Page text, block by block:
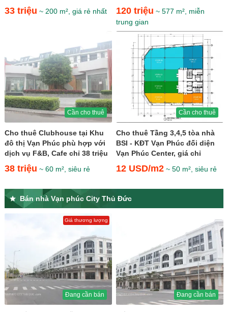
thất giá 33 triệu
33 triệu ~ 200 m², giá rẻ nhất 120 triệu ~ 577 m², miễn
trung gian
Cần cho thuê
Cho thuê Clubhouse tại Khu
đô thị Vạn Phúc phù hợp với
dịch vụ F&B, Cafe chỉ 38 triệu
38 triệu ~ 60 m², siêu rẻ
Cần cho thuê
Cho thuê Tầng 3,4,5 tòa nhà
BSI - KĐT Vạn Phúc đối diện
Vạn Phúc Center, giá chỉ
12 USD/m2 ~ 50 m², siêu rẻ
Bán nhà Vạn phúc City Thủ Đức
Giá thương lượng
Đang cần bán Đang cần bán